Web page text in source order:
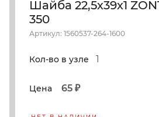
Шайба 22,5х39х1
350
Артикул: 1560537-264-1600
Кол-во в узле 1
Цена 65 ₽